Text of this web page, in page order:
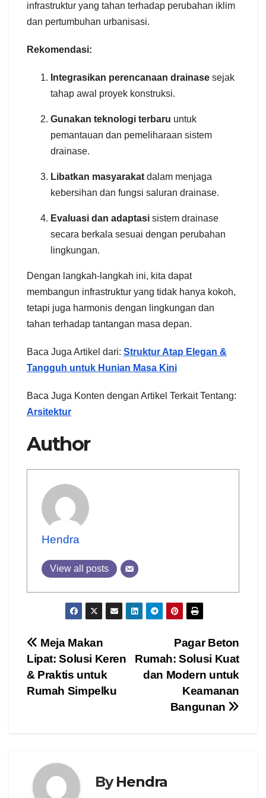
infrastruktur yang tahan terhadap perubahan iklim
dan pertumbuhan urbanisasi.
Rekomendasi:
Integrasikan perencanaan drainase sejak
tahap awal proyek konstruksi.
Gunakan teknologi terbaru untuk
pemantauan dan pemeliharaan sistem
drainase.
Libatkan masyarakat dalam menjaga
kebersihan dan fungsi saluran drainase.
Evaluasi dan adaptasi sistem drainase
secara berkala sesuai dengan perubahan
lingkungan.
Dengan langkah-langkah ini, kita dapat
membangun infrastruktur yang tidak hanya kokoh,
tetapi juga harmonis dengan lingkungan dan
tahan terhadap tantangan masa depan.
Baca Juga Artikel dari: Struktur Atap Elegan &
Tangguh untuk Hunian Masa Kini
Baca Juga Konten dengan Artikel Terkait Tentang:
Arsitektur
Author
Hendra
View all posts
Post
navigation
Pagar Beton
Rumah: Solusi Kuat
dan Modern untuk
Keamanan
Bangunan
Meja Makan
Lipat: Solusi Keren
& Praktis untuk
Rumah Simpelku
ByHendra